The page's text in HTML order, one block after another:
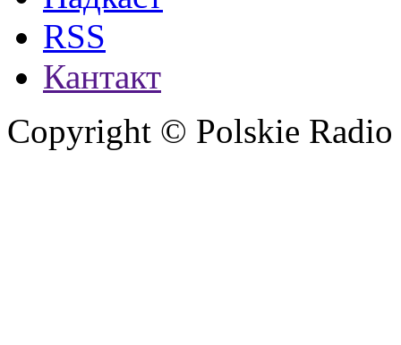
RSS
Кантакт
Copyright © Polskie